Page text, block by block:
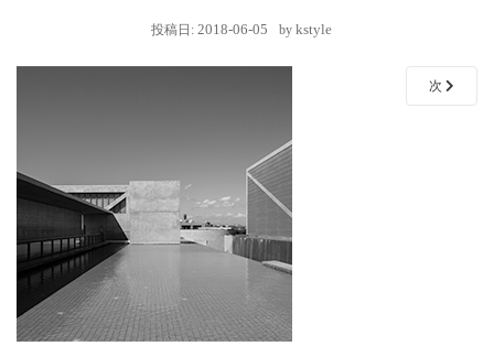
投稿日: 2018-06-05 by kstyle
次